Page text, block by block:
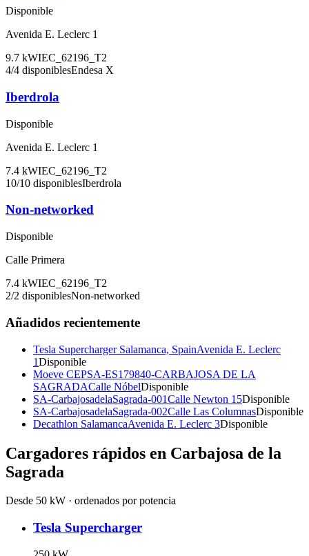
Disponible
Avenida E. Leclerc 1
9.7 kWIEC_62196_T2
4/4 disponiblesEndesa X
Iberdrola
Disponible
Avenida E. Leclerc 1
7.4 kWIEC_62196_T2
10/10 disponiblesIberdrola
Non-networked
Disponible
Calle Primera
7.4 kWIEC_62196_T2
2/2 disponiblesNon-networked
Añadidos recientemente
Tesla Supercharger Salamanca, SpainAvenida E. Leclerc
1Disponible
Moeve CEPSA-ES179840-CARBAJOSA DE LA
SAGRADACalle NóbelDisponible
SA-CarbajosadelaSagrada-001Calle Newton 15Disponible
SA-CarbajosadelaSagrada-002Calle Las ColumnasDisponible
Decathlon SalamancaAvenida E. Leclerc 3Disponible
Cargadores rápidos en Carbajosa de la
Sagrada
Desde 50 kW · ordenados por potencia
Tesla Supercharger